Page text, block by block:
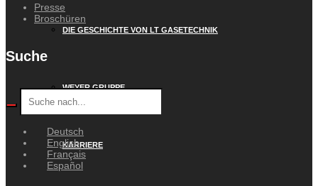
DIE GESCHICHTE VON LT GASETECHNIK
WEYER GRUPPE
KARRIERE
Presse
Broschüren
Suche
Deutsch
English
Français
Español